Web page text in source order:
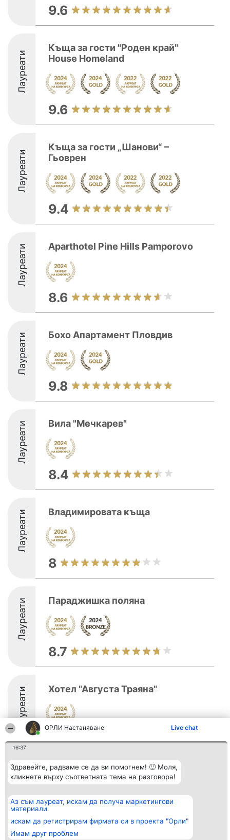
ОРЛИ Настаняване Live chat
16:37
Здравейте, радваме се да ви помогнем! 🙂 Моля,
кликнете върху съответната тема на разговора!
Аз съм лауреат, искам да получа маркетингови
материали
искам да регистрирам фирмата си в проекта "Орли"
Имам друг проблем
9.6
Лауреати
Къща за гости "Роден край"
House Homeland
9.6
Лауреати
Къща за гости „Шанови“ –
Гьоврен
9.4
Лауреати Aparthotel Pine Hills Pamporovo
8.6
Лауреати Бохо Апартамент Пловдив
9.8
Лауреати Вила "Мечкарев"
8.4
Лауреати Владимировата къща
8
Лауреати Параджишка поляна
8.7
Лауреати Хотел "Августа Траяна"
8.4
Организатор на
класиране
BulevardulAleea Timișul De
Sus Nr. 2, Bl. A30, Sc. A, Et.
4, Ap. 13
București 53-238
Класация
Победители
всички
победители
Статут/Устав
Контакти
Контакти